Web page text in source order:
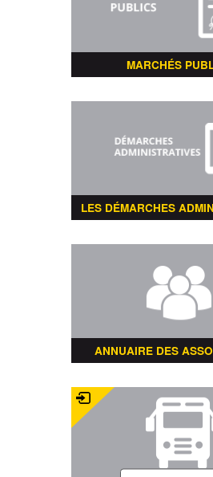
MARCHÉS
LES DÉMARCHES
ANNUAIRE DES